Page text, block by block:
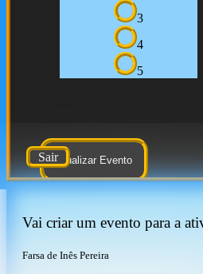
3
4
5
Atualizar Evento
Sair
Vai criar um evento para a
Farsa de Inês Pereira